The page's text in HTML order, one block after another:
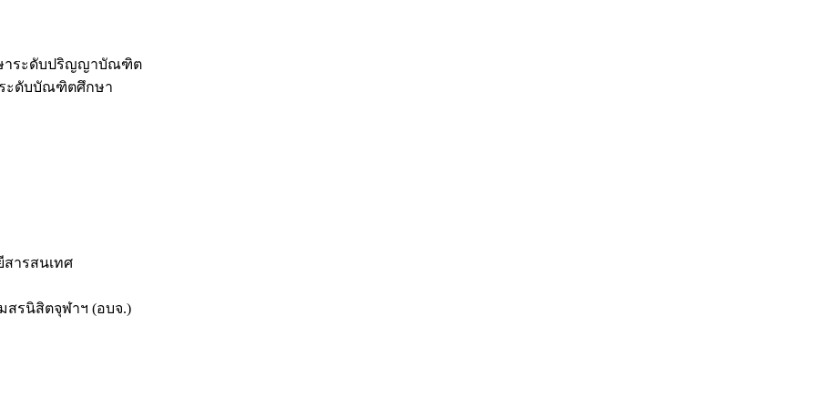
าระดับปริญญาบัณฑิต
ะดับบัณฑิตศึกษา
ารสนเทศ
สรนิสิตจุฬาฯ (อบจ.)